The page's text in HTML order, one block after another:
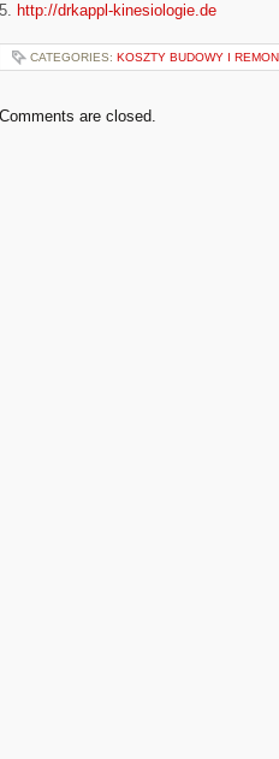
5. http://drkappl-kinesiologie.de
CATEGORIES: KOSZTY BUDOWY I
Comments are closed.